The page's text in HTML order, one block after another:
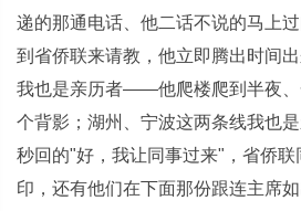
递的那通电话、他二话不说的马上
到省侨联来请教，他立即腾出时间
我也是亲历者——他爬楼爬到半夜、
个背影；湖州、宁波这两条线我也
秒回的"好，我让同事过来"，省侨
印，还有他们在下面那份跟连主席